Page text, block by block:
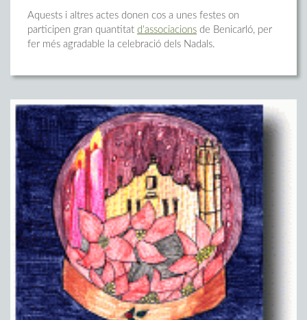
Aquests i altres actes donen cos a unes festes on
participen gran quantitat d'associacions de Benicarló, per
fer més agradable la celebració dels Nadals.